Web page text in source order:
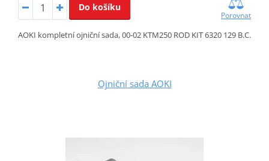
Do košíku
Porovnat
AOKI kompletní ojniční sada, 00-02 KTM250 ROD KIT 6320 129 B.C.
Ojniční sada AOKI